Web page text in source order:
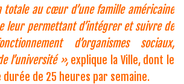
totale au cœur d’une famille américaine
leur permettant d’intégrer et suivre de
d’organismes sociaux,
l’université »,explique la Ville, dont le
durée de 25 heures par semaine.